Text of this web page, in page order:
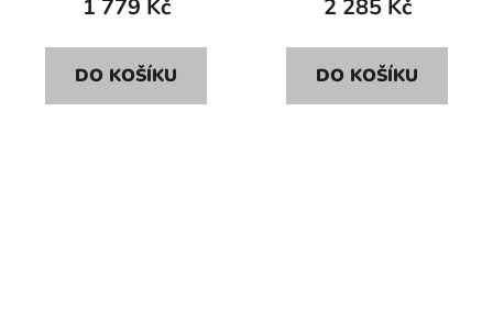
1 779 Kč
DO KOŠÍKU
2 285 Kč
DO KOŠÍKU